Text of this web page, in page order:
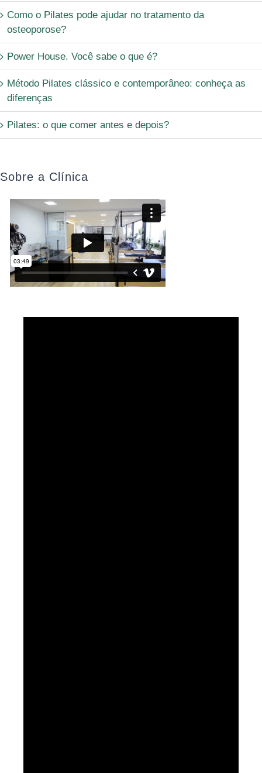
Como o Pilates pode ajudar no tratamento da
osteoporose?
Power House. Você sabe o que é?
Método Pilates clássico e contemporâneo: conheça as
diferenças
Pilates: o que comer antes e depois?
Sobre a Clínica